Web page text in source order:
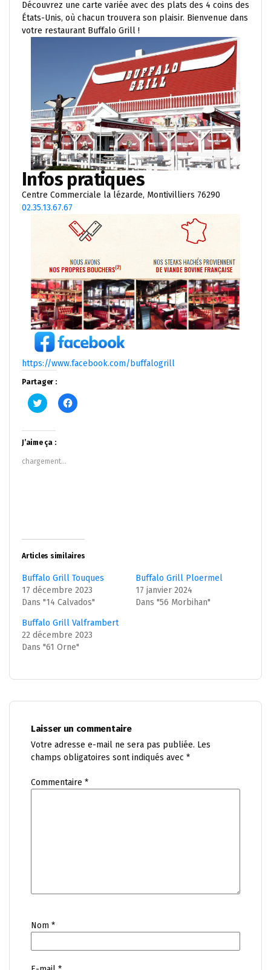
Découvrez une carte variée avec des plats des 4 coins des
États-Unis, où chacun trouvera son plaisir. Bienvenue dans
votre restaurant Buffalo Grill !
Infos pratiques
Centre Commerciale la lézarde, Montivilliers 76290
02.35.13.67.67
https://www.facebook.com/buffalogrill
Partager :
Cliquez
pour
Twitter(ouvre
dans
une
nouvelle
fenêtre)
Cliquez
pour
J’aime ça :
chargement…
Articles similaires
Buffalo Grill Touques
17 décembre 2023
Dans "14 Calvados"
Buffalo Grill Ploermel
17 janvier 2024
Dans "56 Morbihan"
Buffalo Grill Valframbert
22 décembre 2023
Dans "61 Orne"
Laisser un commentaire
Votre adresse e-mail ne sera pas publiée. Les
champs obligatoires sont indiqués avec *
Commentaire *
Nom *